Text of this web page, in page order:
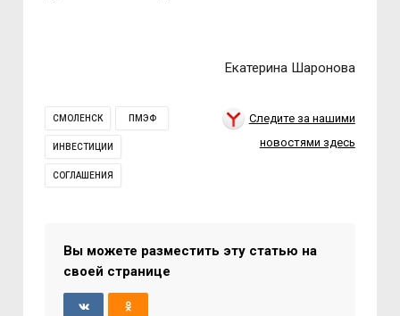
Екатерина Шаронова
СМОЛЕНСК ПМЭФ
ИНВЕСТИЦИИ
СОГЛАШЕНИЯ
Следите за нашими
новостями здесь
Вы можете разместить эту статью на
своей странице